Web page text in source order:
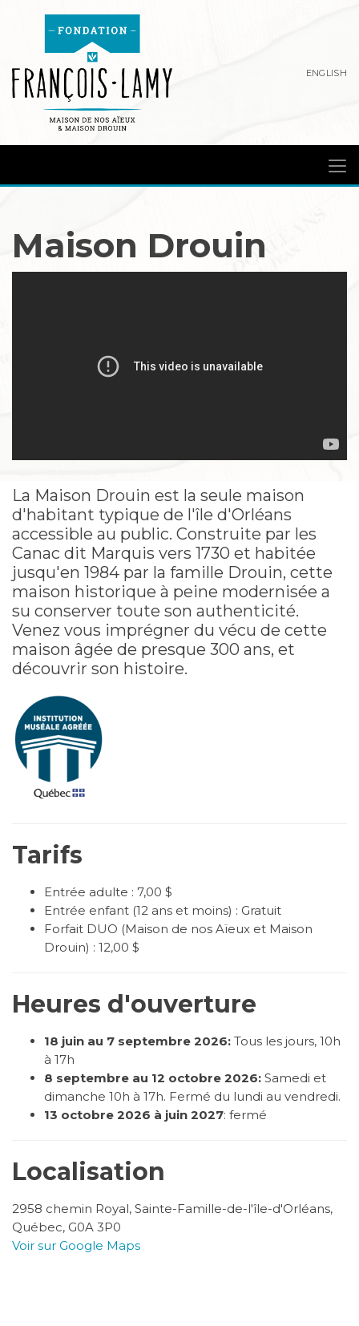
ENGLISH
Maison Drouin
La Maison Drouin est la seule maison
d'habitant typique de l'île d'Orléans
accessible au public. Construite par les
Canac dit Marquis vers 1730 et habitée
jusqu'en 1984 par la famille Drouin, cette
maison historique à peine modernisée a
su conserver toute son authenticité.
Venez vous imprégner du vécu de cette
maison âgée de presque 300 ans, et
découvrir son histoire.
Tarifs
Entrée adulte : 7,00 $
Entrée enfant (12 ans et moins) : Gratuit
Forfait DUO (Maison de nos Aïeux et Maison
Drouin) : 12,00 $
Heures d'ouverture
18 juin au 7 septembre 2026: Tous les jours, 10h
à 17h
8 septembre au 12 octobre 2026: Samedi et
dimanche 10h à 17h. Fermé du lundi au vendredi.
13 octobre 2026 à juin 2027: fermé
Localisation
2958 chemin Royal, Sainte-Famille-de-l'île-d'Orléans,
Québec, G0A 3P0
Voir sur Google Maps